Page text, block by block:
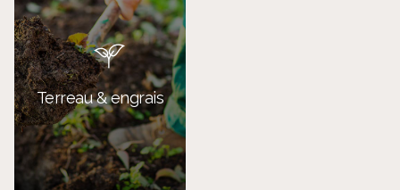
Terreau & engrais